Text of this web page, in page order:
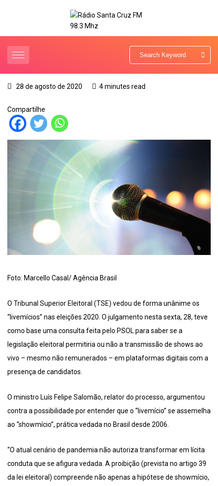
28 de agosto de 2020 4 minutes read
Compartilhe
Foto: Marcello Casal/ Agência Brasil
O Tribunal Superior Eleitoral (TSE) vedou de forma unânime os
“livemícios” nas eleições 2020. O julgamento nesta sexta, 28, teve
como base uma consulta feita pelo PSOL para saber se a
legislação eleitoral permitiria ou não a transmissão de shows ao
vivo – mesmo não remunerados – em plataformas digitais com a
presença de candidatos.
O ministro Luís Felipe Salomão, relator do processo, argumentou
contra a possibilidade por entender que o “livemício” se assemelha
ao “showmício”, prática vedada no Brasil desde 2006.
“O atual cenário de pandemia não autoriza transformar em lícita
conduta que se afigura vedada. A proibição (prevista no artigo 39
da lei eleitoral) compreende não apenas a hipótese de showmício,